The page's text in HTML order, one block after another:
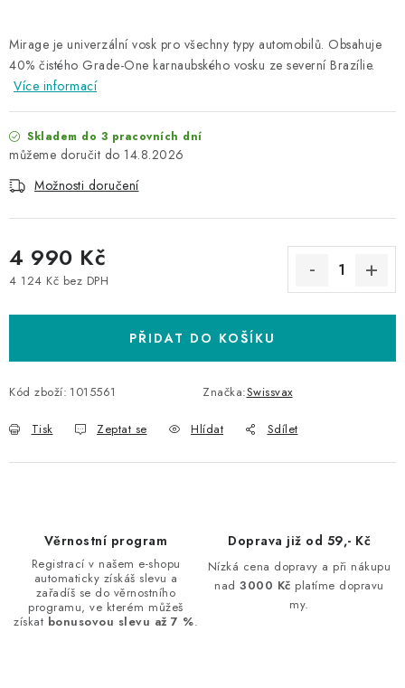
Věrnostní program
Všeobecné obchodní podmínky
Podmínky ochrany osobních údajů
Mirage je univerzální vosk pro všechny typy automobilů. Obsahuje
40% čistého Grade-One karnaubského vosku ze severní Brazílie.
Více informací
Skladem do 3 pracovních dní
14.8.2026
Možnosti doručení
4 990 Kč
4 124 Kč bez DPH
PŘIDAT DO KOŠÍKU
Kód zboží: 1015561 Značka:Swissvax
Tisk Zeptat se Hlídat Sdílet
Věrnostní program
Registrací v našem e-shopu
automaticky získáš slevu a
zařadíš se do věrnostního
programu, ve kterém můžeš
získat bonusovou slevu až 7 %.
Doprava již od 59,- Kč
Nízká cena dopravy a při nákupu
nad3000 Kč platíme dopravu
my.